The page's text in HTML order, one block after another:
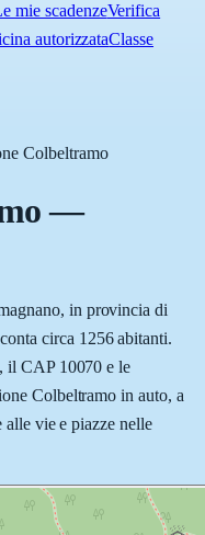
mie scadenzeVerifica
autorizzataClasse
Colbeltramo
—
in provincia di
circa 1256 abitanti.
il CAP 10070 e le
Colbeltramo in auto, a
vie e piazze nelle